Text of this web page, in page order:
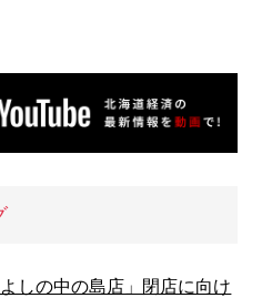
しの中の島店」閉店に向け